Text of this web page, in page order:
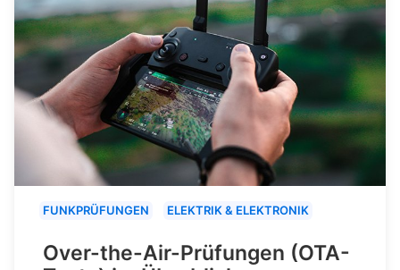
FUNKPRÜFUNGEN ELEKTRIK & ELEKTRONIK
Over-the-Air-Prüfungen (OTA-